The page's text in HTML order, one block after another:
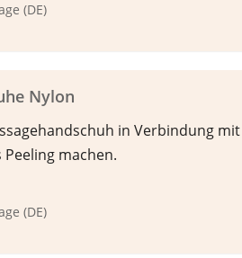
(DE)
Nylon
in Verbindung mit
machen.
(DE)